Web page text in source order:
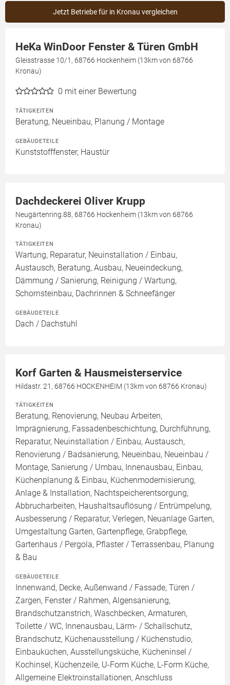
Jetzt Betriebe für in Kronau vergleichen
HeKa WinDoor Fenster & Türen GmbH
Gleisstrasse 10/1, 68766 Hockenheim (13km von 68766
Kronau)
0 mit einer Bewertung
TÄTIGKEITEN
Beratung, Neueinbau, Planung / Montage
GEBÄUDETEILE
Kunststofffenster, Haustür
Dachdeckerei Oliver Krupp
Neugärtenring.88, 68766 Hockenheim (13km von 68766
Kronau)
TÄTIGKEITEN
Wartung, Reparatur, Neuinstallation / Einbau,
Austausch, Beratung, Ausbau, Neueindeckung,
Dämmung / Sanierung, Reinigung / Wartung,
Schornsteinbau, Dachrinnen & Schneefänger
GEBÄUDETEILE
Dach / Dachstuhl
Korf Garten & Hausmeisterservice
Hildastr. 21, 68766 HOCKENHEIM (13km von 68766 Kronau)
TÄTIGKEITEN
Beratung, Renovierung, Neubau Arbeiten,
Imprägnierung, Fassadenbeschichtung, Durchführung,
Reparatur, Neuinstallation / Einbau, Austausch,
Renovierung / Badsanierung, Neueinbau, Neueinbau /
Montage, Sanierung / Umbau, Innenausbau, Einbau,
Küchenplanung & Einbau, Küchenmodernisierung,
Anlage & Installation, Nachtspeicherentsorgung,
Abbrucharbeiten, Haushaltsauflösung / Entrümpelung,
Ausbesserung / Reparatur, Verlegen, Neuanlage Garten,
Umgestaltung Garten, Gartenpflege, Grabpflege,
Gartenhaus / Pergola, Pflaster / Terrassenbau, Planung
& Bau
GEBÄUDETEILE
Innenwand, Decke, Außenwand / Fassade, Türen /
Zargen, Fenster / Rahmen, Algensanierung,
Brandschutzanstrich, Waschbecken, Armaturen,
Toilette / WC, Innenausbau, Lärm- / Schallschutz,
Brandschutz, Küchenausstellung / Küchenstudio,
Einbauküchen, Ausstellungsküche, Kücheninsel /
Kochinsel, Küchenzeile, U-Form Küche, L-Form Küche,
Allgemeine Elektroinstallationen, Anschluss